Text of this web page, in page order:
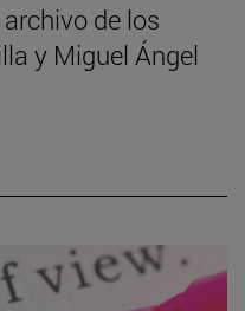
de los
y Miguel Ángel